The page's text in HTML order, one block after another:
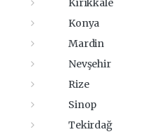
Kırıkkale
Konya
Mardin
Nevşehir
Rize
Sinop
Tekirdağ